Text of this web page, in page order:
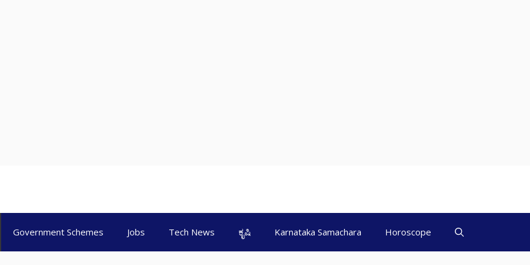
Government Schemes Jobs Tech News ಕೃಷಿ Karnataka Samachara Horoscope